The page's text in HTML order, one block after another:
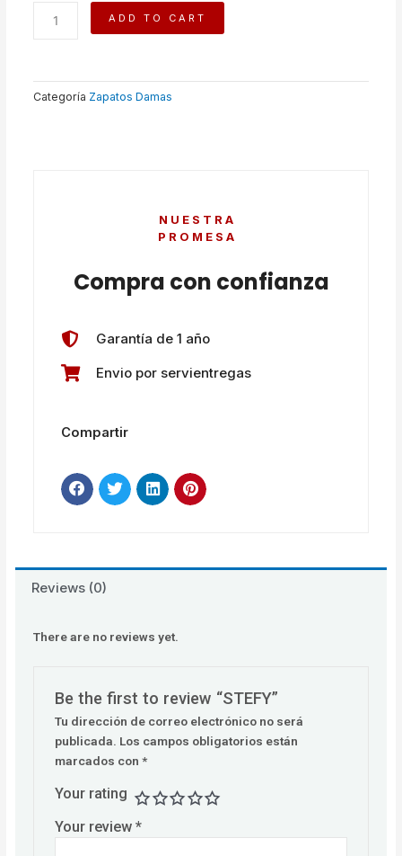
ADD TO CART
Categoría Zapatos Damas
NUESTRA
PROMESA
Compra con confianza
Garantía de 1 año
Envio por servientregas
Compartir
Reviews (0)
There are no reviews yet.
Be the first to review “STEFY”
Tu dirección de correo electrónico no será
publicada. Los campos obligatorios están
marcados con*
Your rating
Your review*